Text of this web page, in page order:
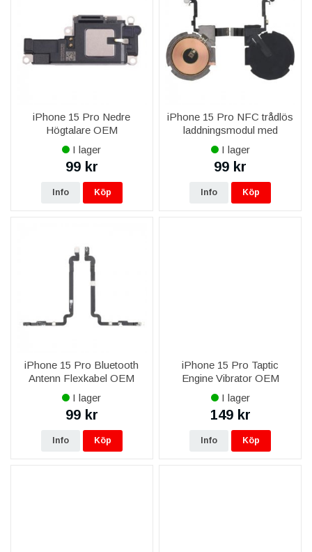
iPhone 15 Pro Nedre
Högtalare OEM
I lager
99 kr
Info Köp
iPhone 15 Pro NFC trådlös
laddningsmodul med
blixtflex
I lager
99 kr
Info Köp
iPhone 15 Pro Bluetooth
Antenn Flexkabel OEM
I lager
99 kr
Info Köp
iPhone 15 Pro Taptic
Engine Vibrator OEM
I lager
149 kr
Info Köp